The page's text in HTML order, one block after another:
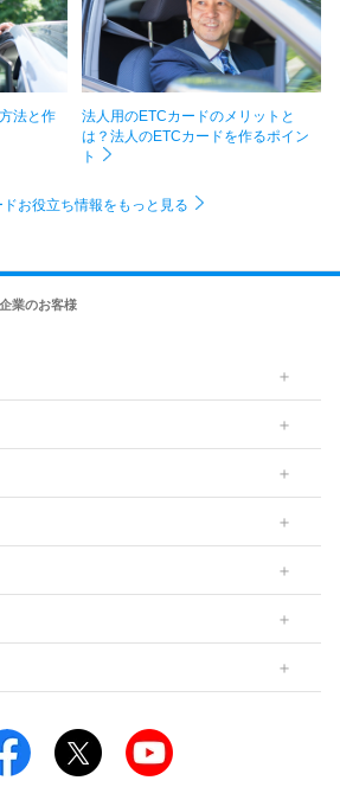
法と作
法人用のETCカードのメリットと
は？法人のETCカードを作るポイン
ト
お役立ち情報をもっと見る
業のお客様